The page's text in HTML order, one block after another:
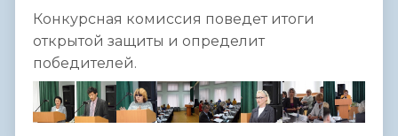
Конкурсная комиссия поведет итоги
открытой защиты и определит
победителей.